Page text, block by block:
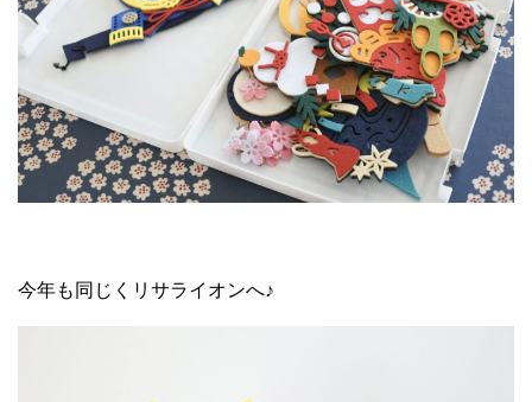
今年も同じくリサライオンへ♪